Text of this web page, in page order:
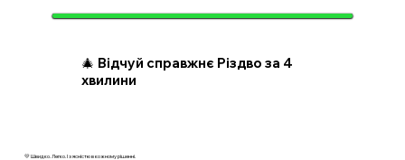
🎄 Відчуй справжнє Різдво за 4
хвилини
💛 Швидко. Легко. І з ясністю в кожному рішенні.